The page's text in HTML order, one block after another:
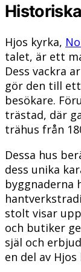
Hjos kyrka,
talet, är ett
Dess vackra
gör den till
besökare.
trästad, där
trähus från
Dessa hus
dess unika
byggnaderna
stolt visar
och butiker
själ och
en del av